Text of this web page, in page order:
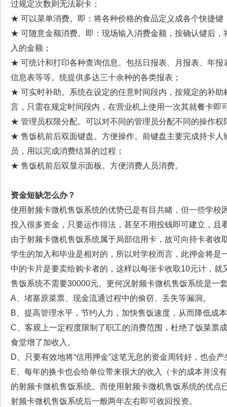
过规定次数则无法刷卡；
★ 可以菜单消费。即：将各种价格的食品定义成各个快捷键
★ 可随意金额消费。即：现场输入消费金额，按确认键后
入的金额；
★ 可统计和打印各种查询信息。包括日报表、月报表、年
信息表等等。统提供多达三十余种的各类报表；
★ 可实时补助。系统在设定的任意时间段内，按规定的补
言，只需在规定时间段内，在营业机上使用一次其就餐卡即
★ 管理员权限分配。可以对不同的管理员分配不同的操作权
★ 售饭机前后双面键盘。方便操作。前键盘主要完成持卡
员，用以完成消费结算的过程；
★ 售饭机前后双显示面板。方便消费人员消费。
资金短缺怎么办？
使用射频卡微机售饭系统的优势已是有目共睹，但一些学
投入很多资金，只要运作得法，甚至不用投钱即可建立，且
由于射频卡微机售饭系统属于局部信用卡，故可向持卡者
学生的加入和毕业是相对的，所以对学校而言，此押金将
中的卡片是要卖给购卡者的，这样以每张卡收取10元计，
售饭系统不需要30000元。更何况射频卡微机售饭系统是一
A、堵塞原菜票、现金流通过程中的偷窃、丢失等漏洞。
B、提高管理水平，节约人力，加快售饭速度，从而降低成
C、客观上一定程度限制了职工的消费范围，杜绝了饭菜票
食堂增了加收入。
D、只要有效地将“信用押金”这笔无息的资金周转好，也会
E、每年的换卡也会给单位带来很大的收入（卡的成本并没
的射频卡微机售饭系统。而使用射频卡微机售饭系统的优
射频卡微机售饭系统后一般两年左右即可收回投资。